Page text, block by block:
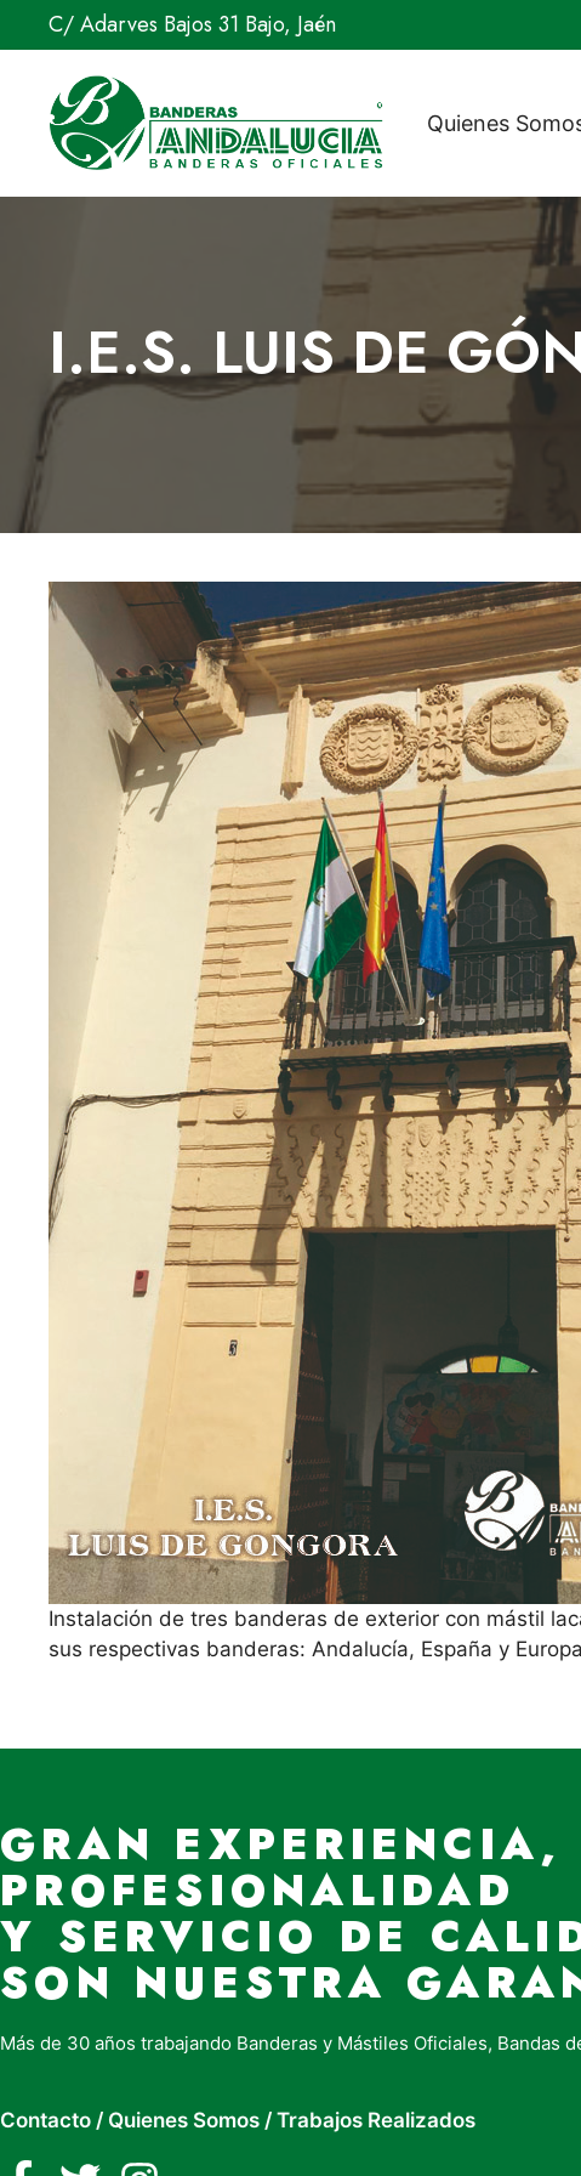
Saltar
al
contenido
C/ Adarves Bajos 31 Bajo, Jaén
Quienes
I.E.S. LUIS DE
Instalación de tres banderas de exterior con mástil
sus respectivas banderas: Andalucía, España y
GRAN EXPERIENCIA,
PROFESIONALIDAD
Y SERVICIO DE
SON NUESTRA
Más de 30 años trabajando Banderas y Mástiles Oficiales, Bandas
Contacto / Quienes Somos / Trabajos Realizados